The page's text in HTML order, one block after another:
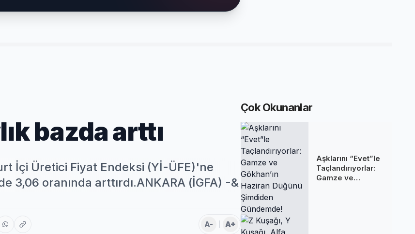
bazda arttı
İçi Üretici Fiyat Endeksi (Yİ-ÜFE)'ne
3,06 oranında arttırdı.ANKARA (İGFA) -&
A- A+
Çok Okunanlar
Aşklarını “Evet”le
Taçlandırıyorlar:
Gamze ve